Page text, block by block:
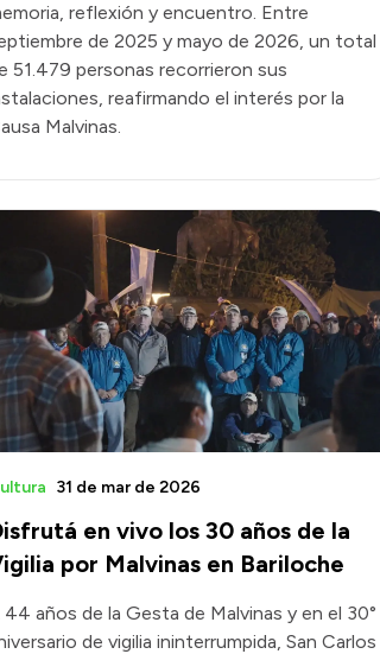
reflexión y encuentro. Entre
de 2025 y mayo de 2026, un total
51.479 personas recorrieron sus
reafirmando el interés por la
Malvinas.
en vivo los 30 años de la
por Malvinas en Bariloche
31 de mar de 2026
44 años de la Gesta de Malvinas y en el 30°
de vigilia ininterrumpida, San Carlos